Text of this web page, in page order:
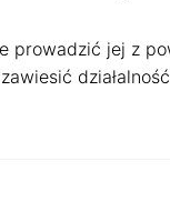
prowadzić jej z